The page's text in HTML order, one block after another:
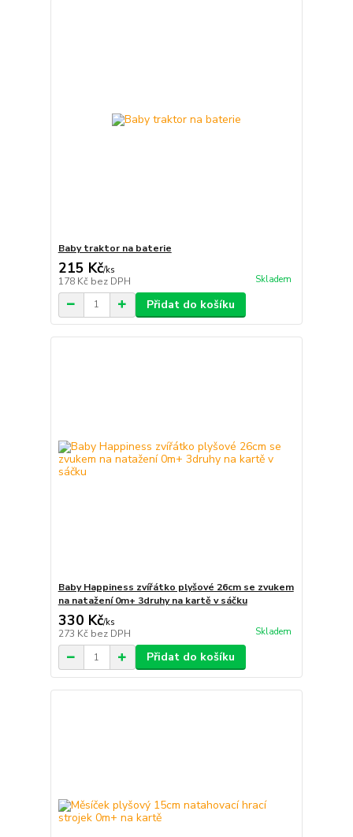
Baby traktor na baterie
215 Kč/ks
178 Kč bez DPH Skladem
Přidat do košíku
Baby Happiness zvířátko plyšové 26cm se zvukem
na natažení 0m+ 3druhy na kartě v sáčku
330 Kč/ks
273 Kč bez DPH Skladem
Přidat do košíku